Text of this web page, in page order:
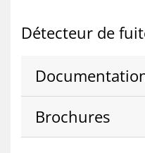
Dé­tec­teur de
Bro­chures